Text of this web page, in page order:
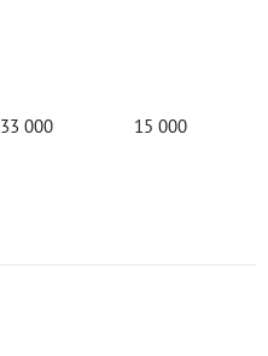
33 000 15 000